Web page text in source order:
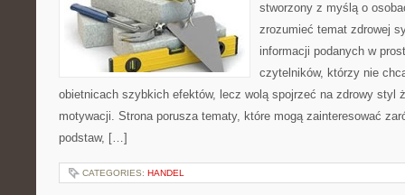
stworzony z myślą o
zrozumieć temat zdrowej
informacji podanych w
czytelników, którzy nie
obietnicach szybkich efektów, lecz wolą spojrzeć na zdrowy styl
motywacji. Strona porusza tematy, które mogą zainteresować
podstaw, […]
CATEGORIES: HANDEL